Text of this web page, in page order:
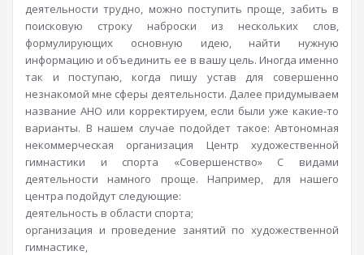
деятельности трудно, можно поступить проще, забить в
поисковую строку наброски из нескольких слов,
формулирующих основную идею, найти нужную
информацию и объединить ее в вашу цель. Иногда именно
так и поступаю, когда пишу устав для совершенно
незнакомой мне сферы деятельности. Далее придумываем
название АНО или корректируем, если были уже какие-то
варианты. В нашем случае подойдет такое: Автономная
некоммерческая организация Центр художественной
гимнастики и спорта «Совершенство» С видами
деятельности намного проще. Например, для нашего
центра подойдут следующие:
деятельность в области спорта;
организация и проведение занятий по художественной
гимнастике,